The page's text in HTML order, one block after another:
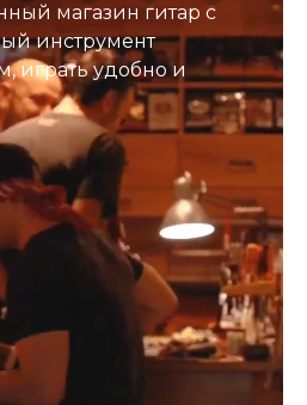
магазин гитар с
инструмент
играть удобно и